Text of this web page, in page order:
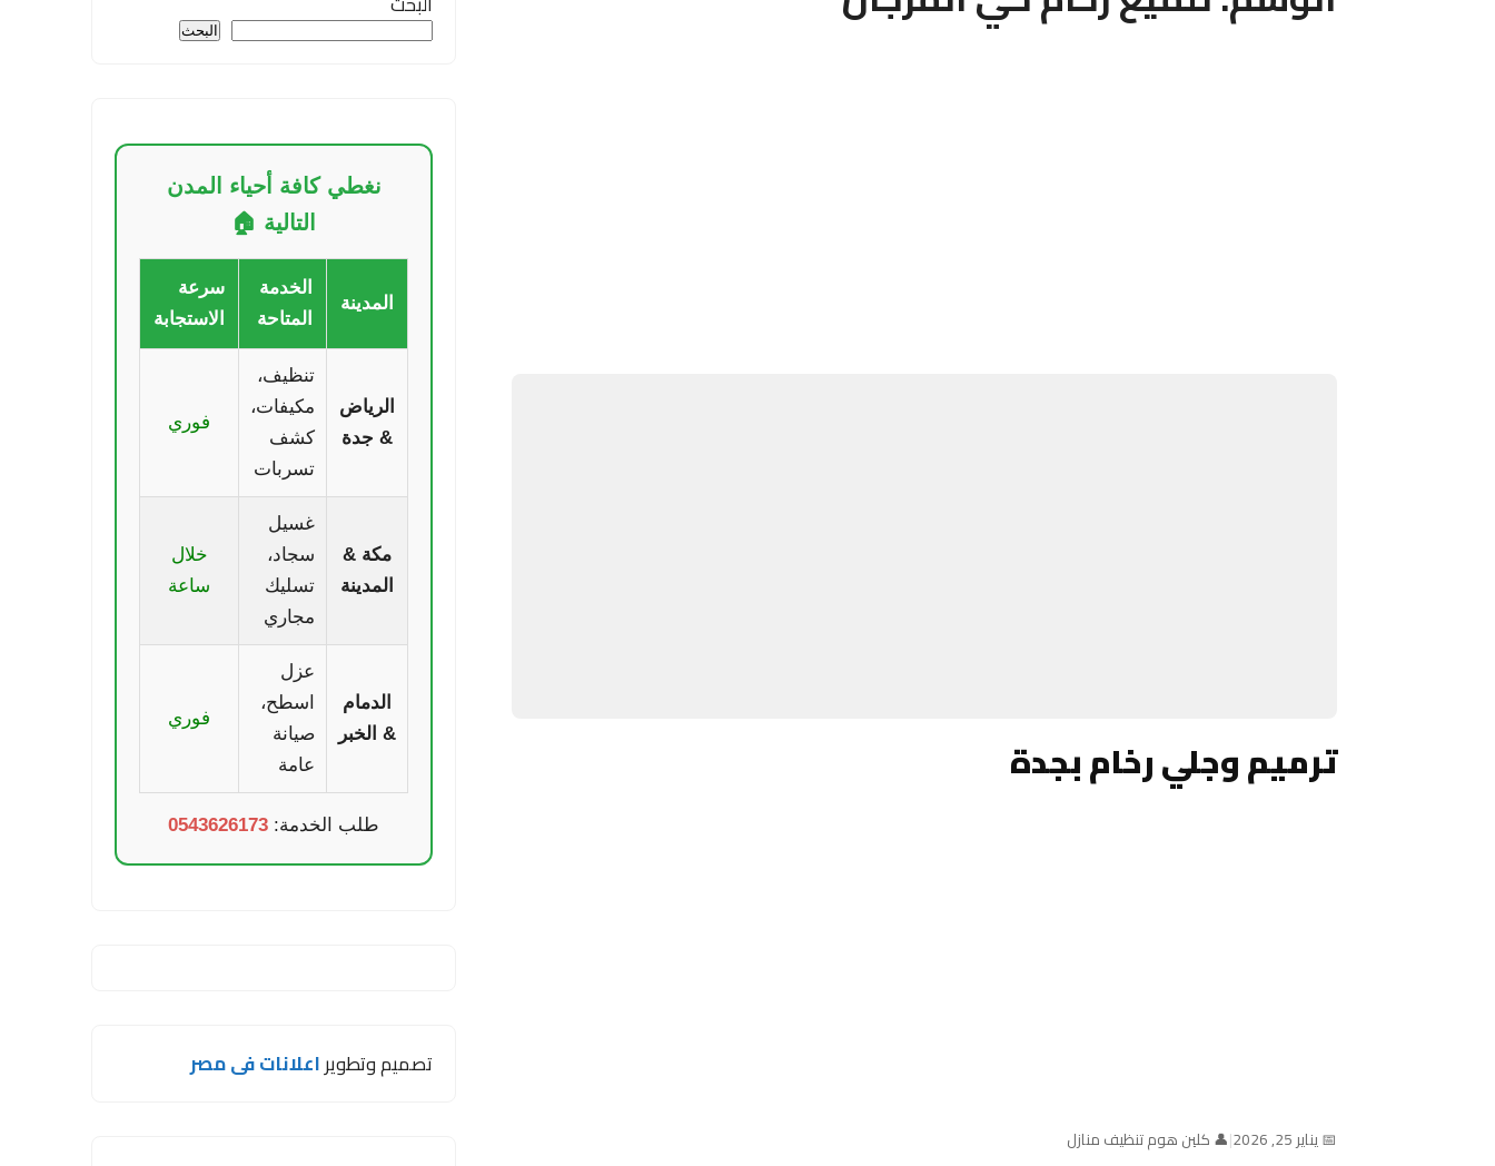
ترميم وجلي رخام بجدة
📅 يناير 25, 2026 |👤 كلين هوم تنظيف منازل
البحث
نغطي كافة أحياء المدن
التالية 🏠
المدينة
الخدمة
المتاحة
سرعة
الاستجابة
الرياض
& جدة
تنظيف،
مكيفات،
كشف
تسربات
فوري
مكة &
المدينة
غسيل
سجاد،
تسليك
مجاري
خلال
ساعة
الدمام
& الخبر
عزل
اسطح،
صيانة
عامة
فوري
طلب الخدمة: 0543626173
تصميم وتطويراعلانات فى مصر